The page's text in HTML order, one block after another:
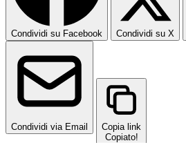
Condividi su Facebook Condividi su X
Condividi via Email
Copia link
Copiato!